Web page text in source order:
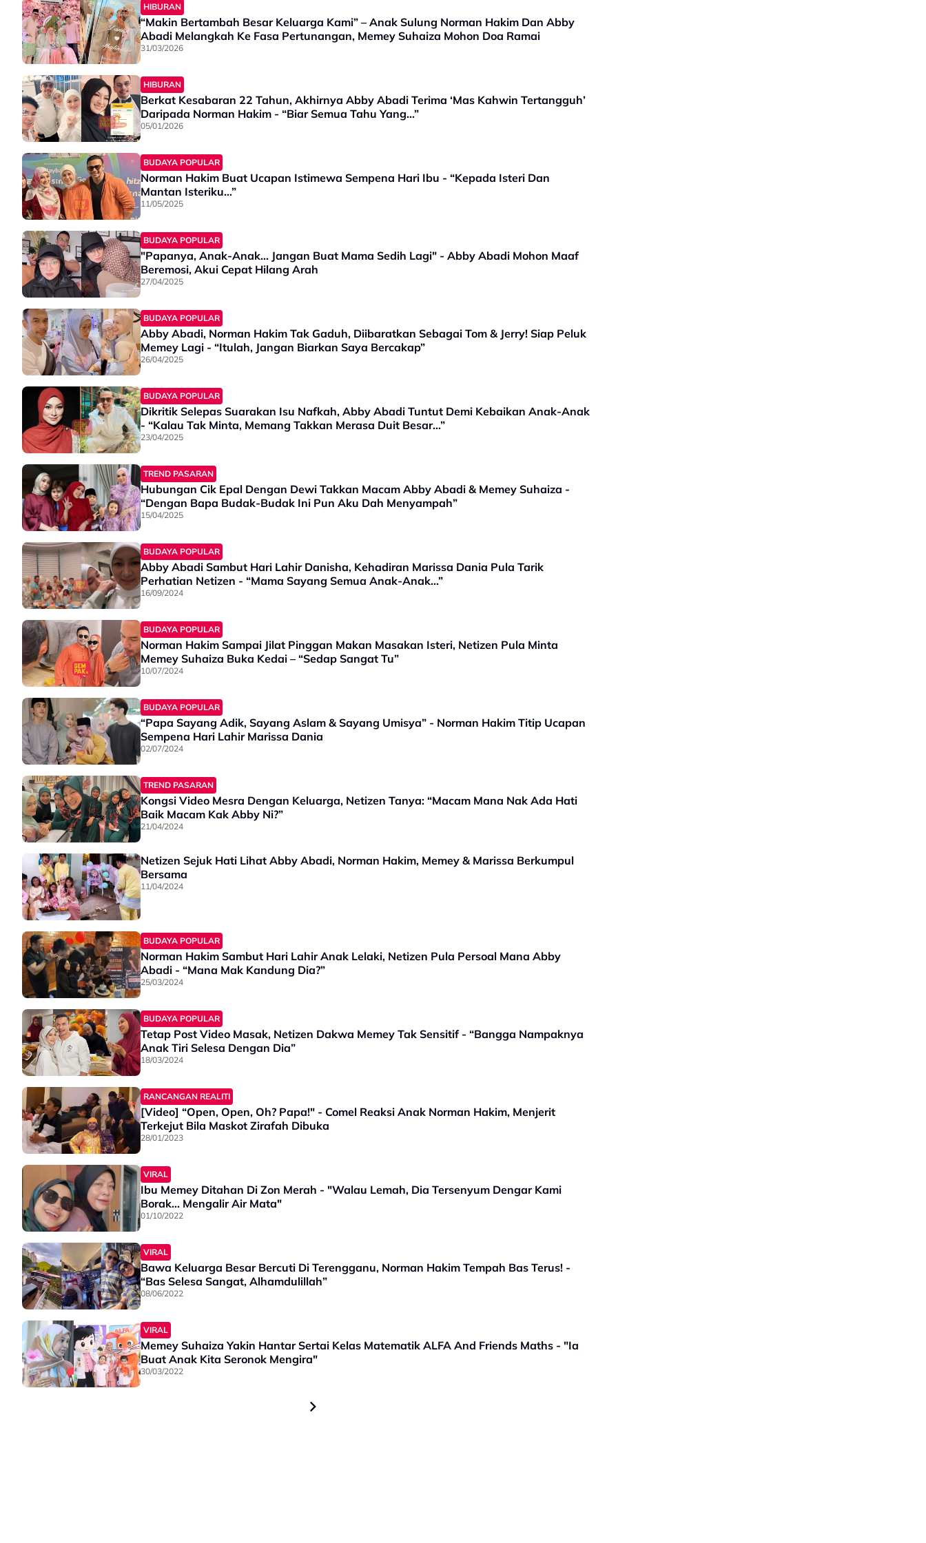
HIBURAN
“Makin Bertambah Besar Keluarga Kami” – Anak Sulung Norman Hakim Dan Abby
Abadi Melangkah Ke Fasa Pertunangan, Memey Suhaiza Mohon Doa Ramai
31/03/2026
HIBURAN
Berkat Kesabaran 22 Tahun, Akhirnya Abby Abadi Terima ‘Mas Kahwin Tertangguh’
Daripada Norman Hakim - “Biar Semua Tahu Yang…”
05/01/2026
BUDAYA POPULAR
Norman Hakim Buat Ucapan Istimewa Sempena Hari Ibu - “Kepada Isteri Dan
Mantan Isteriku…”
11/05/2025
BUDAYA POPULAR
"Papanya, Anak-Anak... Jangan Buat Mama Sedih Lagi" - Abby Abadi Mohon Maaf
Beremosi, Akui Cepat Hilang Arah
27/04/2025
BUDAYA POPULAR
Abby Abadi, Norman Hakim Tak Gaduh, Diibaratkan Sebagai Tom & Jerry! Siap Peluk
Memey Lagi - “Itulah, Jangan Biarkan Saya Bercakap”
26/04/2025
BUDAYA POPULAR
Dikritik Selepas Suarakan Isu Nafkah, Abby Abadi Tuntut Demi Kebaikan Anak-Anak
- “Kalau Tak Minta, Memang Takkan Merasa Duit Besar…”
23/04/2025
TREND PASARAN
Hubungan Cik Epal Dengan Dewi Takkan Macam Abby Abadi & Memey Suhaiza -
“Dengan Bapa Budak-Budak Ini Pun Aku Dah Menyampah”
15/04/2025
BUDAYA POPULAR
Abby Abadi Sambut Hari Lahir Danisha, Kehadiran Marissa Dania Pula Tarik
Perhatian Netizen - “Mama Sayang Semua Anak-Anak…”
16/09/2024
BUDAYA POPULAR
Norman Hakim Sampai Jilat Pinggan Makan Masakan Isteri, Netizen Pula Minta
Memey Suhaiza Buka Kedai – “Sedap Sangat Tu”
10/07/2024
BUDAYA POPULAR
“Papa Sayang Adik, Sayang Aslam & Sayang Umisya” - Norman Hakim Titip Ucapan
Sempena Hari Lahir Marissa Dania
02/07/2024
TREND PASARAN
Kongsi Video Mesra Dengan Keluarga, Netizen Tanya: “Macam Mana Nak Ada Hati
Baik Macam Kak Abby Ni?”
21/04/2024
Netizen Sejuk Hati Lihat Abby Abadi, Norman Hakim, Memey & Marissa Berkumpul
Bersama
11/04/2024
BUDAYA POPULAR
Norman Hakim Sambut Hari Lahir Anak Lelaki, Netizen Pula Persoal Mana Abby
Abadi - “Mana Mak Kandung Dia?”
25/03/2024
BUDAYA POPULAR
Tetap Post Video Masak, Netizen Dakwa Memey Tak Sensitif - “Bangga Nampaknya
Anak Tiri Selesa Dengan Dia”
18/03/2024
RANCANGAN REALITI
[Video] “Open, Open, Oh? Papa!" - Comel Reaksi Anak Norman Hakim, Menjerit
Terkejut Bila Maskot Zirafah Dibuka
28/01/2023
VIRAL
Ibu Memey Ditahan Di Zon Merah - "Walau Lemah, Dia Tersenyum Dengar Kami
Borak... Mengalir Air Mata"
01/10/2022
VIRAL
Bawa Keluarga Besar Bercuti Di Terengganu, Norman Hakim Tempah Bas Terus! -
“Bas Selesa Sangat, Alhamdulillah”
08/06/2022
VIRAL
Memey Suhaiza Yakin Hantar Sertai Kelas Matematik ALFA And Friends Maths - "Ia
Buat Anak Kita Seronok Mengira"
30/03/2022